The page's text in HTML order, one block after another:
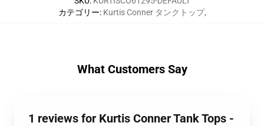
カテゴリー: Kurtis Conner タンクトップ,
What Customers Say
1 reviews for Kurtis Conner Tank Tops -